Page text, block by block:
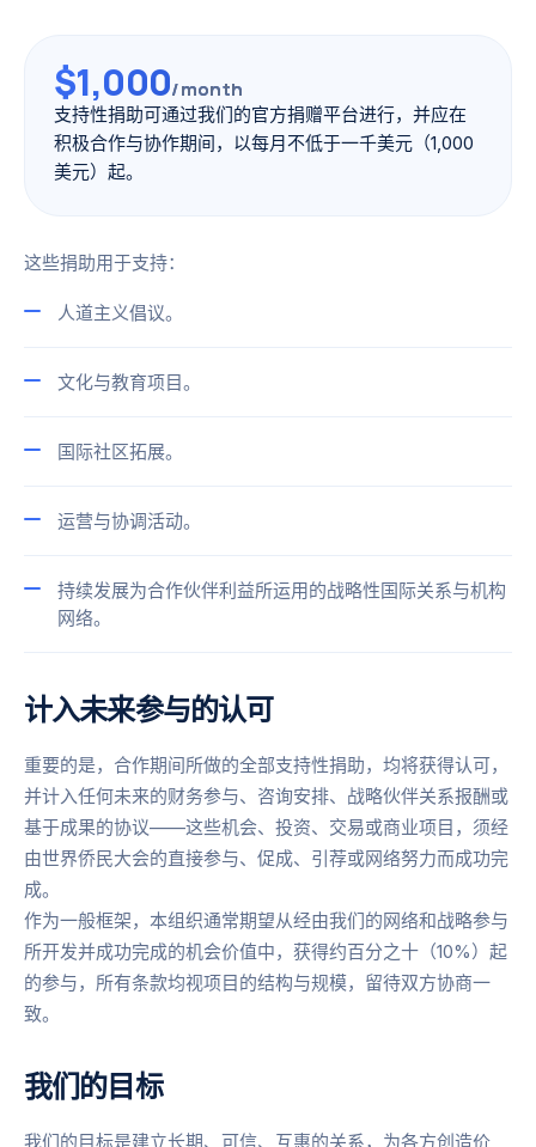
$1,000/month
支持性捐助可通过我们的官方捐赠平台进行，并应在
积极合作与协作期间，以每月不低于一千美元（1,000
美元）起。
这些捐助用于支持：
人道主义倡议。
文化与教育项目。
国际社区拓展。
运营与协调活动。
持续发展为合作伙伴利益所运用的战略性国际关系与机构
网络。
计入未来参与的认可
重要的是，合作期间所做的全部支持性捐助，均将获得认可，
并计入任何未来的财务参与、咨询安排、战略伙伴关系报酬或
基于成果的协议——这些机会、投资、交易或商业项目，须经
由世界侨民大会的直接参与、促成、引荐或网络努力而成功完
成。
作为一般框架，本组织通常期望从经由我们的网络和战略参与
所开发并成功完成的机会价值中，获得约百分之十（10%）起
的参与，所有条款均视项目的结构与规模，留待双方协商一
致。
我们的目标
我们的目标是建立长期、可信、互惠的关系，为各方创造价